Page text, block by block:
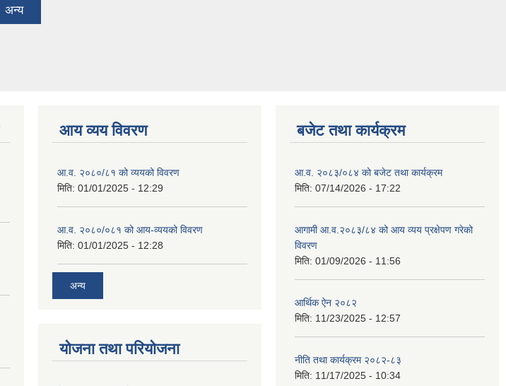
अन्य
आय व्यय विवरण
आ.व. २०८०/८१ को व्ययको विवरण
मिति: 01/01/2025 - 12:29
आ.व. २०८०/०८१ को आय-व्ययको विवरण
मिति: 01/01/2025 - 12:28
अन्य
योजना तथा परियोजना
बजेट तथा कार्यक्रम
आ.व. २०८३/०८४ को बजेट तथा कार्यक्रम
मिति: 07/14/2026 - 17:22
आगामी आ.व.२०८३/८४ को आय व्यय प्रक्षेपण गरेको
विवरण
मिति: 01/09/2026 - 11:56
आर्थिक ऐन २०८२
मिति: 11/23/2025 - 12:57
नीति तथा कार्यक्रम २०८२-८३
मिति: 11/17/2025 - 10:34